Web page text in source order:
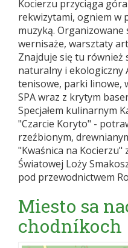
Kocierzu przyciąga
rekwizytami, ogniem w
muzyką. Organizowane
wernisaże, warsztaty
Znajduje się tu również
naturalny i
tenisowe, parki linowe,
SPA wraz z krytym
Specjałem kulinarnym
"Czarcie Koryto" -
rzeźbionym,
"Kwaśnica na Kocierzu"
Światowej Loży
pod przewodnictwem
Miesto sa
chodníkoch